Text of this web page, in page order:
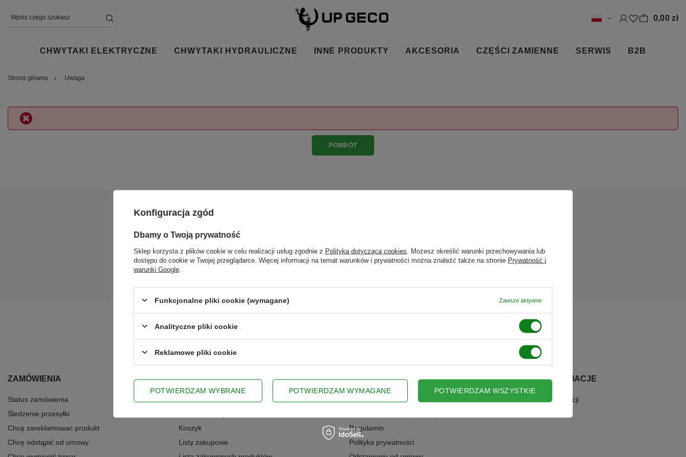
0,00 zł
CHWYTAKI ELEKTRYCZNE CHWYTAKI HYDRAULICZNE INNE PRODUKTY AKCESORIA CZĘŚCI ZAMIENNE SERWIS B2B
Strona główna Uwaga
POWRÓT
Przelewy24 blik VISA PayPal
ZAMÓWIENIA
Status zamówienia
Śledzenie przesyłki
Chcę zareklamować produkt
Chcę odstąpić od umowy
KONTO
Zarejestruj się jako hurtownik
Koszyk
Listy zakupowe
REGULAMINY
Regulamin
Polityka prywatności
INNE INFORMACJE
Warunki gwarancji
Konfiguracja zgód
Dbamy o Twoją prywatność
Sklep korzysta z plików cookie w celu realizacji usług zgodnie z Polityką dotyczącą cookies . Możesz określić warunki przechowywania lub
dostępu do cookie w Twojej przeglądarce. Więcej informacji na temat warunków i prywatności można znaleźć także na stronie Prywatność i
warunki Google
Funkcjonalne pliki cookie (wymagane) Zawsze aktywne
Analityczne pliki cookie
Reklamowe pliki cookie
POTWIERDZAM WYBRANE POTWIERDZAM WYMAGANE POTWIERDZAM WSZYSTKIE